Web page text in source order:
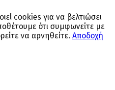
cookies για να βελτιώσει
ότι συμφωνείτε με
να αρνηθείτε. Αποδοχή